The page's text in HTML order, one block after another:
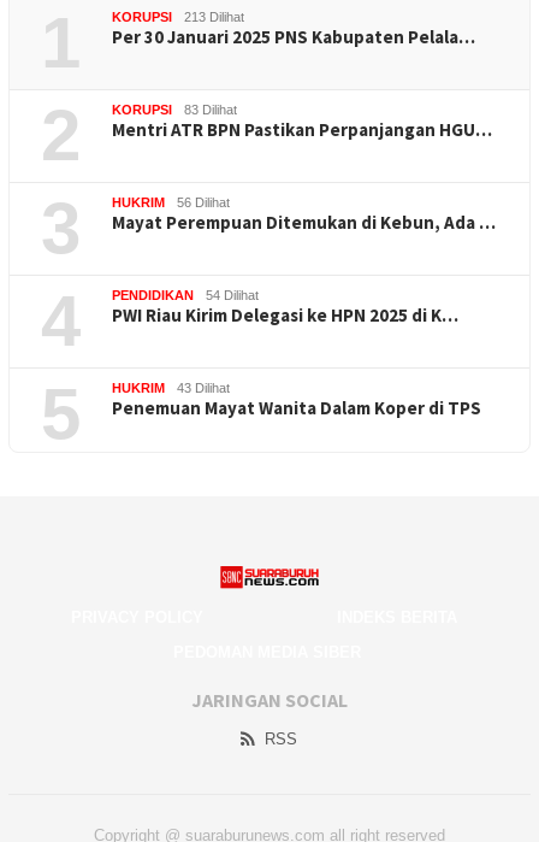
1 KORUPSI 213 Dilihat
Per 30 Januari 2025 PNS Kabupaten Pelala…
2 KORUPSI 83 Dilihat
Mentri ATR BPN Pastikan Perpanjangan HGU…
3 HUKRIM 56 Dilihat
Mayat Perempuan Ditemukan di Kebun, Ada …
4 PENDIDIKAN 54 Dilihat
PWI Riau Kirim Delegasi ke HPN 2025 di K…
5 HUKRIM 43 Dilihat
Penemuan Mayat Wanita Dalam Koper di TPS
JARINGAN SOCIAL
RSS
Copyright @ suaraburunews.com all right reserved